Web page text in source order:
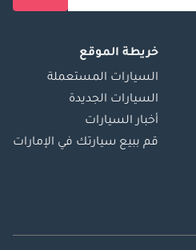
خريطة الموقع
السيارات المستعملة
السيارات الجديدة
أخبار السيارات
قم ببيع سيارتك في الإمارات